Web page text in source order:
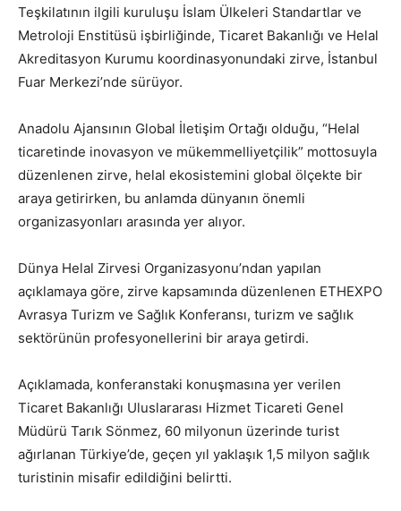
Teşkilatının ilgili kuruluşu İslam Ülkeleri Standartlar ve
Metroloji Enstitüsü işbirliğinde, Ticaret Bakanlığı ve Helal
Akreditasyon Kurumu koordinasyonundaki zirve, İstanbul
Fuar Merkezi’nde sürüyor.
Anadolu Ajansının Global İletişim Ortağı olduğu, “Helal
ticaretinde inovasyon ve mükemmelliyetçilik” mottosuyla
düzenlenen zirve, helal ekosistemini global ölçekte bir
araya getirirken, bu anlamda dünyanın önemli
organizasyonları arasında yer alıyor.
Dünya Helal Zirvesi Organizasyonu’ndan yapılan
açıklamaya göre, zirve kapsamında düzenlenen ETHEXPO
Avrasya Turizm ve Sağlık Konferansı, turizm ve sağlık
sektörünün profesyonellerini bir araya getirdi.
Açıklamada, konferanstaki konuşmasına yer verilen
Ticaret Bakanlığı Uluslararası Hizmet Ticareti Genel
Müdürü Tarık Sönmez, 60 milyonun üzerinde turist
ağırlanan Türkiye’de, geçen yıl yaklaşık 1,5 milyon sağlık
turistinin misafir edildiğini belirtti.